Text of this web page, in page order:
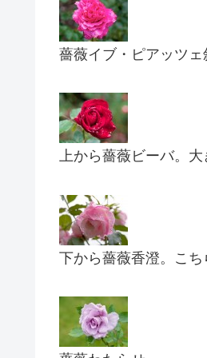
薔薇イブ・ピアッツェ
上から薔薇ビーバ。大
下から薔薇香澄。こ